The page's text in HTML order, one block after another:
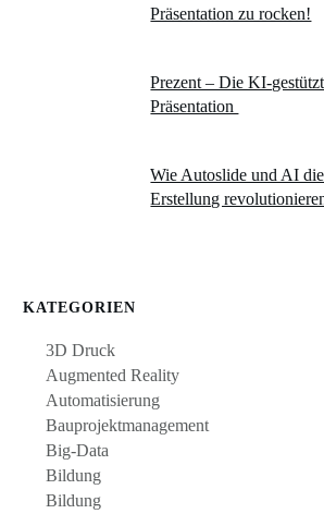
Präsentation zu rocken!
Prezent – Die KI-
Präsentation
Wie Autoslide und AI
Erstellung
KATEGORIEN
3D Druck
Augmented Reality
Automatisierung
Bauprojektmanagement
Big-Data
Bildung
Bildung